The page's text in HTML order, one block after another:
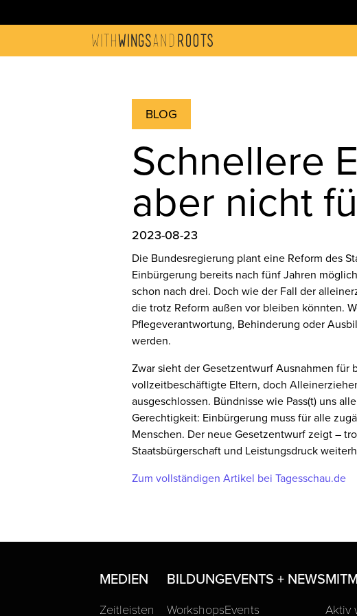
BLOG
Schnellere
aber nicht
2023-08-23
Die Bundesregierung plant eine Reform des
Einbürgerung bereits nach fünf Jahren
schon nach drei. Doch wie der Fall der
die trotz Reform außen vor bleiben könnten.
Pflegeverantwortung, Behinderung oder
werden.
Zwar sieht der Gesetzentwurf Ausnahmen für
vollzeitbeschäftigte Eltern, doch
ausgeschlossen. Bündnisse wie Pass(t) uns
Gerechtigkeit: Einbürgerung muss für alle
Menschen. Der neue Gesetzentwurf zeigt –
Staatsbürgerschaft und Leistungsdruck
Zum vollständigen Artikel bei Tagesschau.de
MEDIEN
Zeitleisten
BILDUNG
Workshops
EVENTS + NEWS
Events Aktiv